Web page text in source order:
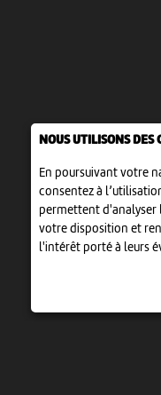
NOUS UTILISONS DES
En poursuivant votre
consentez à
permettent d'analyser
votre disposition et
l'intérêt porté à leurs